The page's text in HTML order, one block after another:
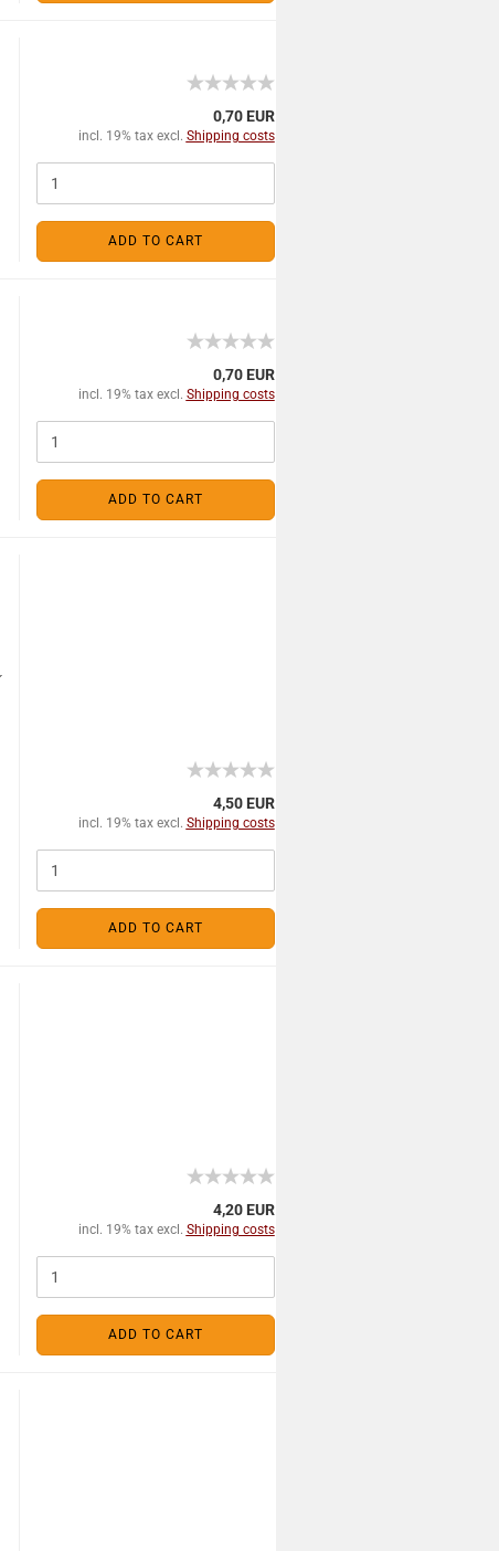
0,70 EUR
incl. 19% tax excl. Shipping costs
ADD TO CART
0,70 EUR
incl. 19% tax excl. Shipping costs
ADD TO CART
4,50 EUR
incl. 19% tax excl. Shipping costs
ADD TO CART
4,20 EUR
incl. 19% tax excl. Shipping costs
ADD TO CART